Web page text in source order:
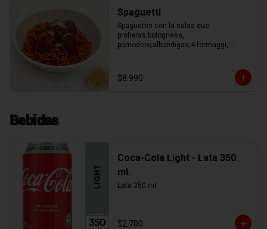
Spaguetti
Spaguettis con la salsa que
prefieras,bolognesa,
pomodoro,albondigas,4 formaggi,
$8.990
Bebidas
Coca-Cola Light - Lata 350
ml.
Lata 350 ml.
$2.700